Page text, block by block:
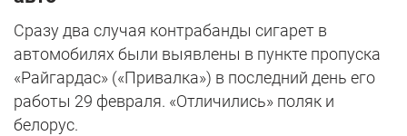
Сразу два случая контрабанды сигарет в
автомобилях были выявлены в пункте пропуска
«Райгардас» («Привалка») в последний день его
работы 29 февраля. «Отличились» поляк и
белорус.